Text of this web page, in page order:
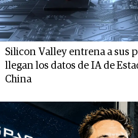
Silicon Valley entrena a sus
llegan los datos de IA de
China